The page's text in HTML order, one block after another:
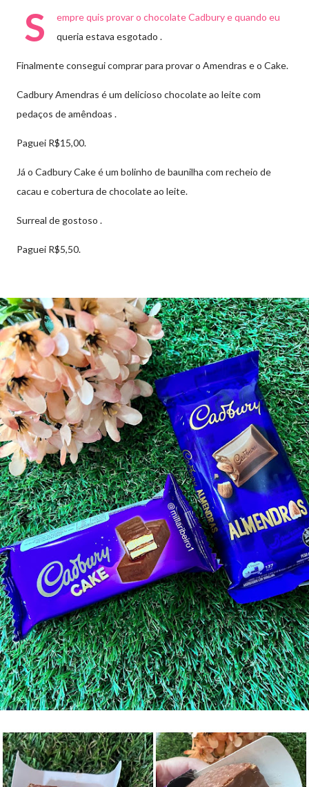
S
empre quis provar o chocolate Cadbury e quando eu
queria estava esgotado .
Finalmente consegui comprar para provar o Amendras e o Cake.
Cadbury Amendras é um delicioso chocolate ao leite com
pedaços de amêndoas .
Paguei R$15,00.
Já o Cadbury Cake é um bolinho de baunilha com recheio de
cacau e cobertura de chocolate ao leite.
Surreal de gostoso .
Paguei R$5,50.